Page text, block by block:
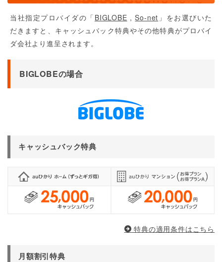
当社指定プロバイダの「 BIGLOBE ,So-net 」をお選びいた
だきますと、キャッシュバック特典やその他特典がプロバイ
ダ会社より進呈されます。
BIGLOBEの場合
キャッシュバック特典
特典の適用条件はこちら
月額割引特典